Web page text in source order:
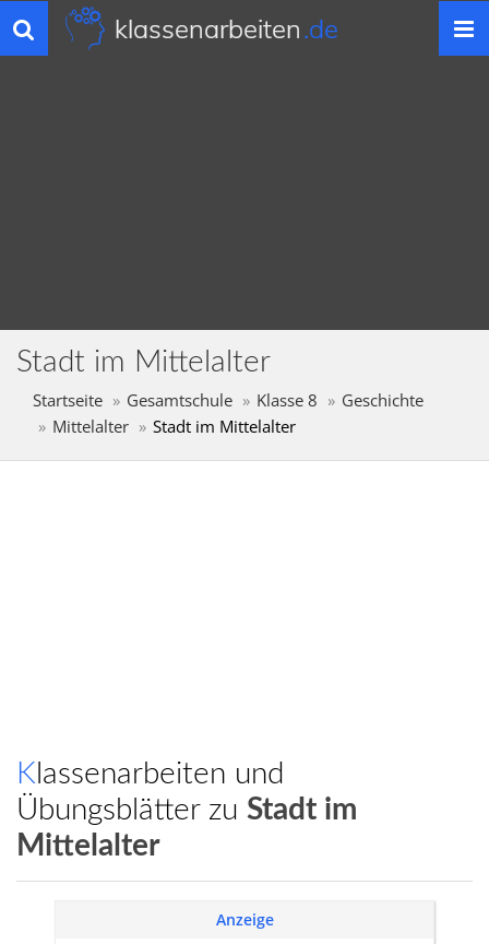
Toggle
navigation
klassenarbeiten.de
Stadt im Mittelalter
Startseite Gesamtschule Klasse 8
Geschichte
Mittelalter
Stadt im Mittelalter
Klassenarbeiten und
Übungsblätter zu Stadt im
Mittelalter
Anzeige